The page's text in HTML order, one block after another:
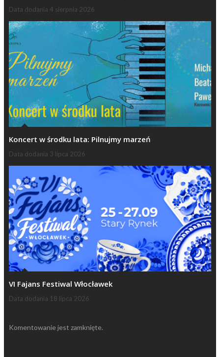
Data dodania 4 sierpnia 2026
Koncert w środku lata: Pilnujmy marzeń
Data dodania 3 lipca 2026
VI Fajans Festiwal Włocławek
Data dodania 18 lipca 2026
Komentowanie jest zamknięte.